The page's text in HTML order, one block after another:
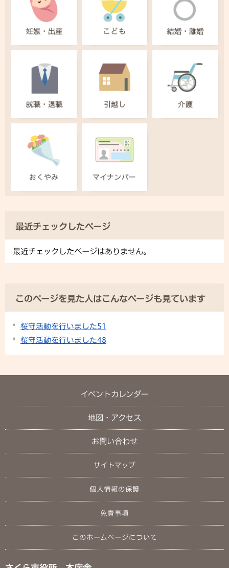
最近チェックしたページ
最近チェックしたページはありません。
このページを見た人はこんなページも見ています
桜守活動を行いました51
桜守活動を行いました48
イベントカレンダー
地図・アクセス
お問い合わせ
サイトマップ
個人情報の保護
免責事項
このホームページについて